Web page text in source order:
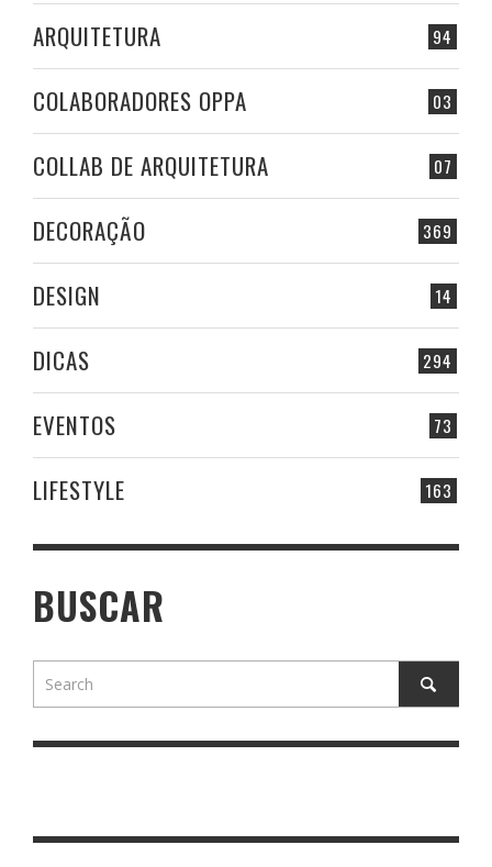
94
ARQUITETURA
03
COLABORADORES OPPA
07
COLLAB DE ARQUITETURA
369
DECORAÇÃO
14
DESIGN
294
DICAS
73
EVENTOS
163
LIFESTYLE
BUSCAR